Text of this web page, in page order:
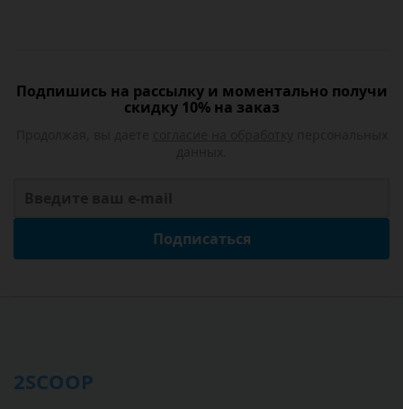
Подпишись на рассылку и моментально получи
скидку 10% на заказ
Подписаться
2SCOOP